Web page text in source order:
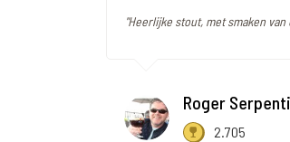
"Heerlijke stout, met smaken
Roger Serpenti
2.705